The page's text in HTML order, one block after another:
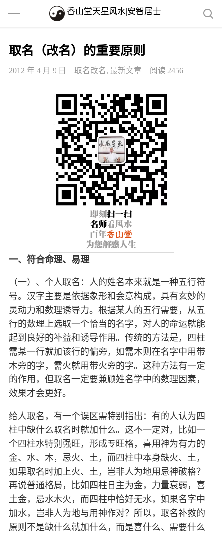
香山堂天星风水|安智居士
取名（改名）的重要原则
2012 年 4 月 9 日 取名改名, 最新文章 阅读 2456
一、符合命理、易理
（一）、个人取名：人的姓名本来就是一种五行符
号。汉字主要是依据象形和会意构成，具有玄妙的
灵动力和数理诱导力。根据某人的五行需要，从五
行的数理上选取一个恰当的名字，对人的命运就能
起到良好的补益和诱导作用。传统的方法是，四柱
需某一行就加该行的偏旁，如需木则在名字中用带
木旁的字，需火就用带火旁的字。这种方法有一定
的作用，但取名一定要兼顾姓名学中的数理因素，
效果才会更好。
给人取名，有一个误区需特别指出：有的人认为四
柱中缺什么取名时就加什么。这不一定对，比如一
个四柱水特别强旺，形成专旺格，喜用神为有力的
金、水、木，忌火、土，而四柱中本身缺火、土，
如果取名时加上火、土，岂非人为地用忌神破格？
再说普通格局，比如四柱日主为金，力量衰弱，喜
土金，忌水木火，而四柱中恰好无水，如果名字中
加水，岂非人为地与用神作对？所以，取名补救的
原则不是缺什么就加什么，而是喜什么、需要什么